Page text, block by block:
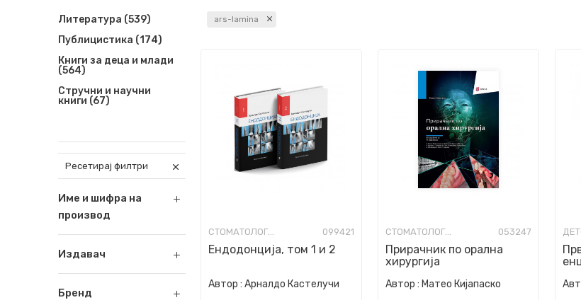
Литература (539)
Публицистика (174)
Книги за деца и млади
(564)
Стручни и научни
книги (67)
Ресетирај филтри
Име и шифра на
производ
Издавач
Бренд
ars-lamina
СТОМАТОЛОГИЈА 099421
Ендодонција, том 1 и 2
Автор : Арналдо Кастелучи
СТОМАТОЛОГИЈА 053247
Прирачник по орална
хирургија
Автор : Матео Кијапаско